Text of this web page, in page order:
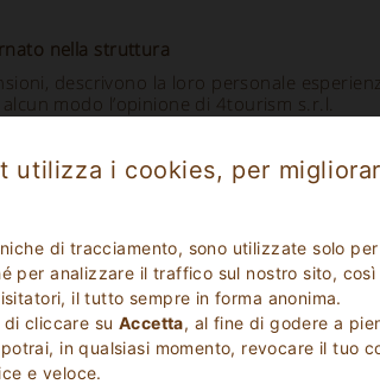
utilizza i cookies, per
di tracciamento, sono utilizzate solo
per analizzare il traffico sul nostro sito,
il tutto sempre in forma anonima.
cliccare su Accetta, al fine di godere a
in qualsiasi momento, revocare il tuo
e veloce.
nella struttura
descrivono la loro personale
modo l’opinione di 4tourism s.r.l.